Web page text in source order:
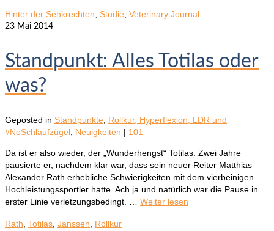
Hinter der Senkrechten Studie Veterinary Journal
23 Mai 2014
Standpunkt: Alles Totilas oder
was?
Geposted in Standpunkte, Rollkur, Hyperflexion, LDR und
#NoSchlaufzügel, Neuigkeiten | 101
Da ist er also wieder, der „Wunderhengst“ Totilas. Zwei Jahre
pausierte er, nachdem klar war, dass sein neuer Reiter Matthias
Alexander Rath erhebliche Schwierigkeiten mit dem vierbeinigen
Hochleistungssportler hatte. Ach ja und natürlich war die Pause in
erster Linie verletzungsbedingt. … Weiter lesen
Rath, Totilas, Janssen, Rollkur